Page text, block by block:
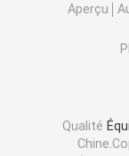
équipement
Équipement
Caméra
Aperçu
Qualité